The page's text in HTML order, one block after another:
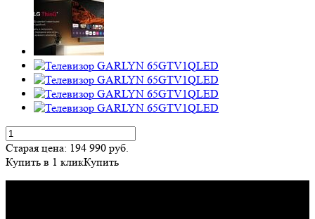
Старая цена: 194 990 руб.
Купить в 1 кликКупить